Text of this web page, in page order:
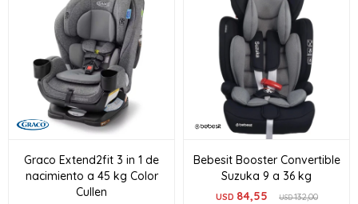
Graco Extend2fit 3 in 1 de
nacimiento a 45 kg Color
Cullen
Bebesit Booster Convertible
Suzuka 9 a 36 kg
USD 84,55 USD132,00